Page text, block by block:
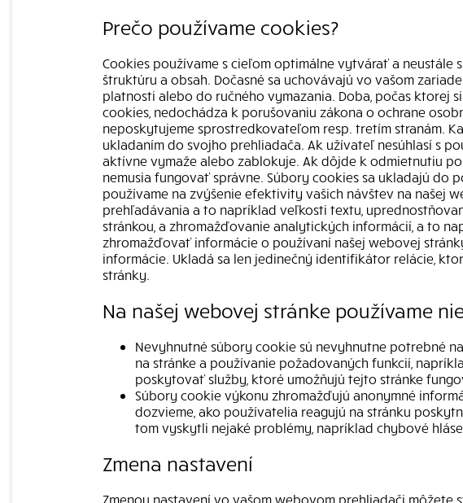
Prečo používame cookies?
Cookies používame s cieľom optimálne vytvárať a
štruktúru a obsah. Dočasné sa uchovávajú vo vašom
platnosti alebo do ručného vymazania. Doba, počas ktorej
cookies, nedochádza k porušovaniu zákona o ochrane
neposkytujeme sprostredkovateľom resp. tretím stranám.
ukladaním do svojho prehliadača. Ak užívateľ nesúhlasí s
aktívne vymaže alebo zablokuje. Ak dôjde k odmietnutiu
nemusia fungovať správne. Súbory cookies sa ukladajú do
používame na zvýšenie efektivity vašich návštev na našej
prehľadávania a to napríklad veľkosti textu,
stránkou, a zhromažďovanie analytických informácií, a to
zhromažďovať informácie o používaní našej webovej
informácie. Ukladá sa len jedinečný identifikátor relácie,
stránky.
Na našej webovej stránke používame
Nevyhnutné súbory cookie sú nevyhnutne potrebné
na stránke a používanie požadovaných funkcií,
poskytovať služby, ktoré umožňujú tejto stránke
Súbory cookie výkonu zhromažďujú anonymné
dozvieme, ako používatelia reagujú na stránku
tom vyskytli nejaké problémy, napríklad chybové
Zmena nastavení
Zmenou nastavení vo vašom webovom prehliadači